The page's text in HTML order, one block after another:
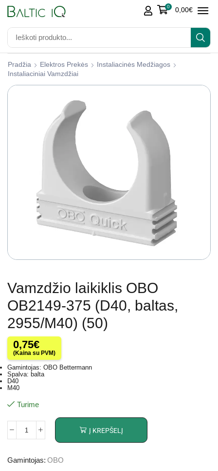
0 0,00€
Pradžia Elektros Prekės
Instaliacinės Medžiagos
Instaliaciniai Vamzdžiai
Vamzdžio laikiklis OBO
OB2149-375 (D40, baltas,
2955/M40) (50)
0,75€
(Kaina su PVM)
Gamintojas: OBO Bettermann
Spalva: balta
D40
M40
Turime
Į KREPŠELĮ
Gamintojas: OBO